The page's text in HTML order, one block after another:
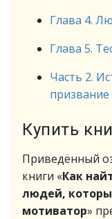
Глава 4.
Глава 5.
Часть 2.
призвание
Купить
Приведённый
книги «Как
людей,
мотиватор»